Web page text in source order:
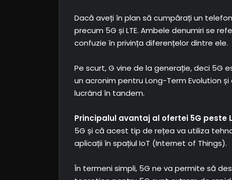
Dacă aveți în plan să cumpărați un
precum 5G și LTE. Ambele denumiri se
confuzie în privința diferențelor dintre ele.
Pe scurt, G vine de la generație, deci
un acronim pentru Long-Term Evolution
lucrând în tandem.
Principalul avantaj al ofertei 5G peste
5G și că acest tip de rețea va utiliza
aplicații în spațiul IoT (Internet of Things).
În termeni simpli, 5G ne va permite să